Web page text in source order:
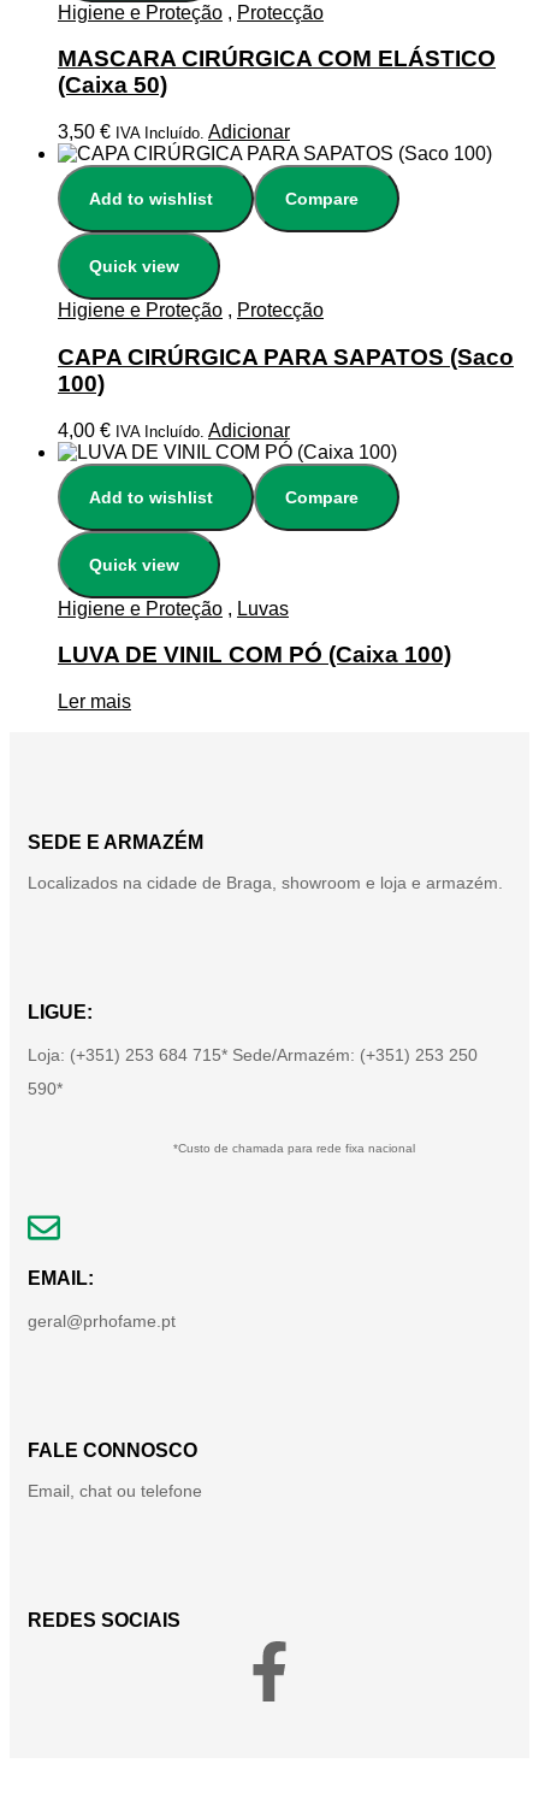
Higiene e Proteção , Protecção
MASCARA CIRÚRGICA COM ELÁSTICO
(Caixa 50)
3,50 € IVA Incluído. Adicionar
Add to wishlist Compare
Quick view
Higiene e Proteção , Protecção
CAPA CIRÚRGICA PARA SAPATOS (Saco
100)
4,00 € IVA Incluído. Adicionar
Add to wishlist Compare
Quick view
Higiene e Proteção , Luvas
LUVA DE VINIL COM PÓ (Caixa 100)
Ler mais
SEDE E ARMAZÉM
Localizados na cidade de Braga, showroom e loja e armazém.
LIGUE:
Loja: (+351) 253 684 715* Sede/Armazém: (+351) 253 250
590*
*Custo de chamada para rede fixa nacional
EMAIL:
geral@prhofame.pt
FALE CONNOSCO
Email, chat ou telefone
REDES SOCIAIS